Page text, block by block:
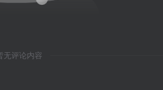
无评论内容